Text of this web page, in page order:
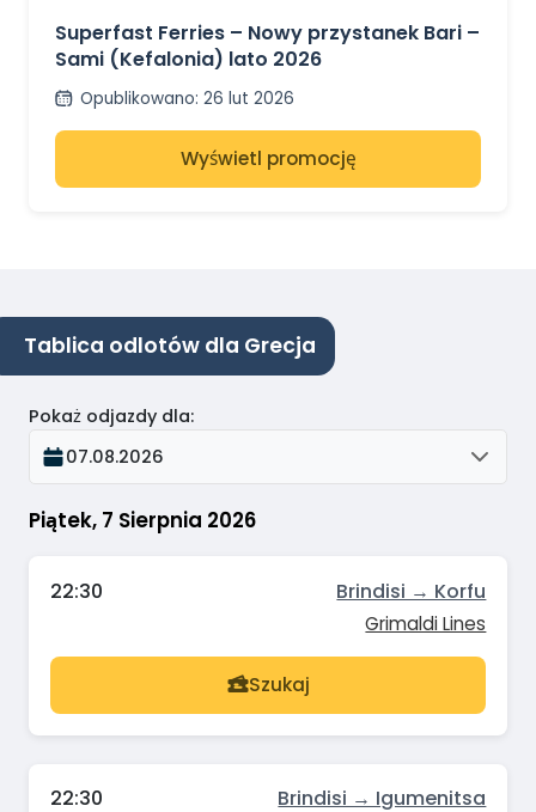
Superfast Ferries – Nowy przystanek Bari –
Sami (Kefalonia) lato 2026
Opublikowano: 26 lut 2026
Wyświetl promocję
Tablica odlotów dla Grecja
Piątek, 7 Sierpnia 2026
Pokaż odjazdy dla:
07.08.2026
22:30 Brindisi → Korfu
Grimaldi Lines
Szukaj
22:30 Brindisi → Igumenitsa